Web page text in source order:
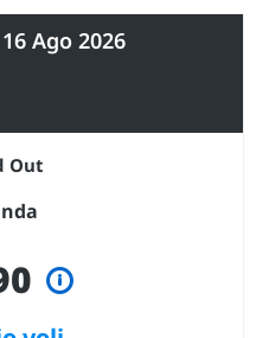
Ago 2026
Out